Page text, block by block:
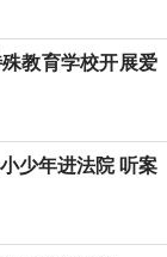
教育学校开展爱
少年进法院 听案